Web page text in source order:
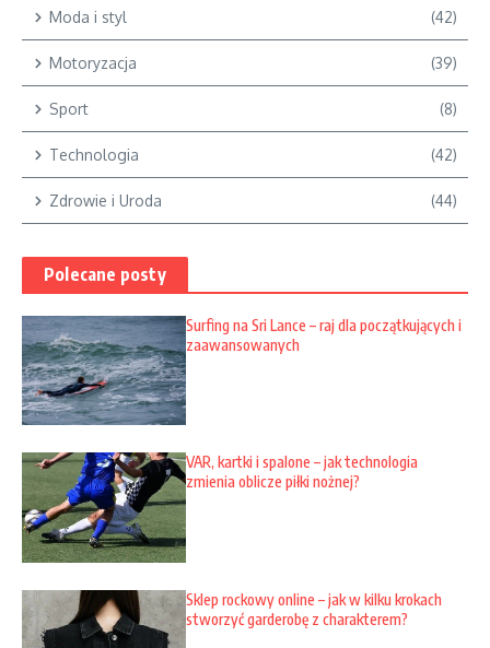
Moda i styl (42)
Motoryzacja (39)
Sport (8)
Technologia (42)
Zdrowie i Uroda (44)
Polecane posty
Surfing na Sri Lance – raj dla początkujących i
zaawansowanych
VAR, kartki i spalone – jak technologia
zmienia oblicze piłki nożnej?
Sklep rockowy online – jak w kilku krokach
stworzyć garderobę z charakterem?